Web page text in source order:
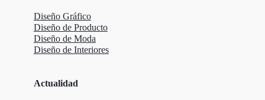
Diseño Gráfico
Diseño de Producto
Diseño de Moda
Diseño de Interiores
Actualidad